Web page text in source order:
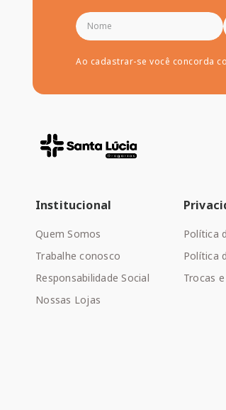
Ao cadastrar-se você concorda
Institucional
Quem Somos
Trabalhe conosco
Responsabilidade Social
Nossas Lojas
Política
Política
Trocas